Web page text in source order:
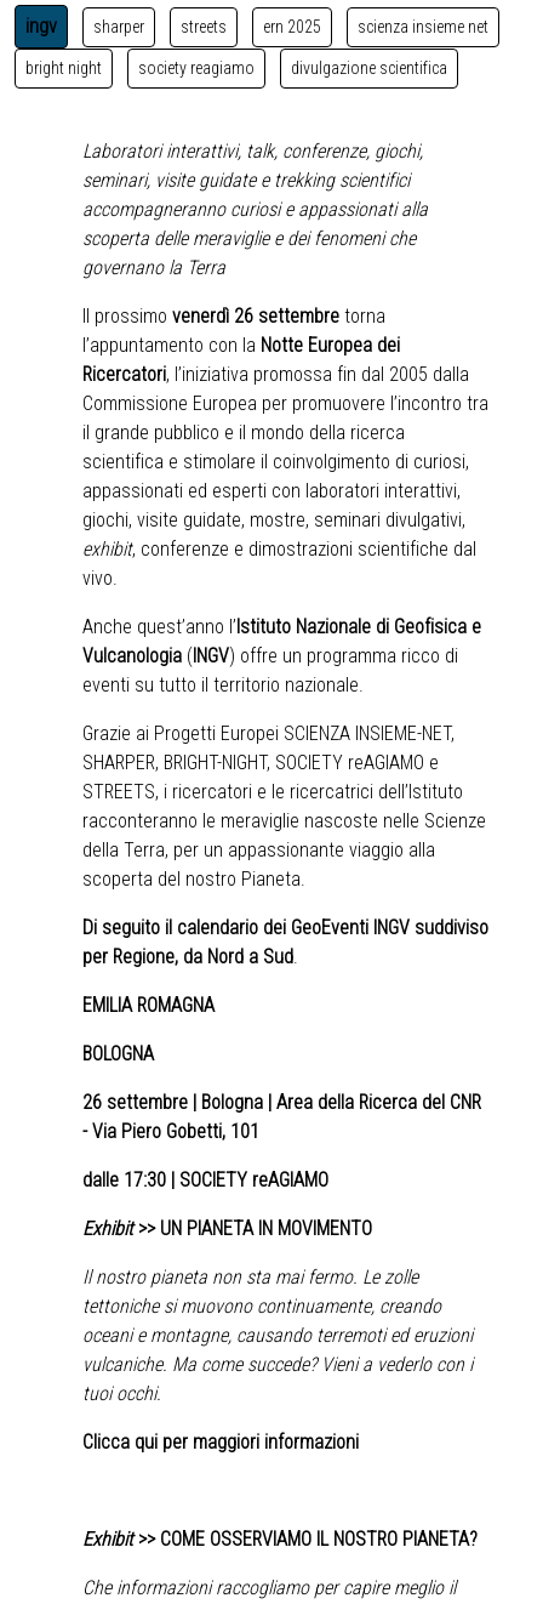
ingv sharper streets ern 2025 scienza insieme net
bright night society reagiamo divulgazione scientifica
Laboratori interattivi, talk, conferenze, giochi,
seminari, visite guidate e trekking scientifici
accompagneranno curiosi e appassionati alla
scoperta delle meraviglie e dei fenomeni che
governano la Terra
Il prossimo venerdì 26 settembre torna
l’appuntamento con la Notte Europea dei
Ricercatori, l’iniziativa promossa fin dal 2005 dalla
Commissione Europea per promuovere l’incontro tra
il grande pubblico e il mondo della ricerca
scientifica e stimolare il coinvolgimento di curiosi,
appassionati ed esperti con laboratori interattivi,
giochi, visite guidate, mostre, seminari divulgativi,
exhibit, conferenze e dimostrazioni scientifiche dal
vivo.
Anche quest’anno l’ Istituto Nazionale di Geofisica e
Vulcanologia ( INGV) offre un programma ricco di
eventi su tutto il territorio nazionale.
Grazie ai Progetti Europei SCIENZA INSIEME-NET,
SHARPER, BRIGHT-NIGHT, SOCIETY reAGIAMO e
STREETS, i ricercatori e le ricercatrici dell’Istituto
racconteranno le meraviglie nascoste nelle Scienze
della Terra, per un appassionante viaggio alla
scoperta del nostro Pianeta.
Di seguito il calendario dei GeoEventi INGV suddiviso
per Regione, da Nord a Sud.
EMILIA ROMAGNA
BOLOGNA
26 settembre | Bologna | Area della Ricerca del CNR
- Via Piero Gobetti, 101
dalle 17:30 | SOCIETY reAGIAMO
Exhibit>> UN PIANETA IN MOVIMENTO
Il nostro pianeta non sta mai fermo. Le zolle
tettoniche si muovono continuamente, creando
oceani e montagne, causando terremoti ed eruzioni
vulcaniche. Ma come succede? Vieni a vederlo con i
tuoi occhi.
Clicca qui per maggiori informazioni
Exhibit>> COME OSSERVIAMO IL NOSTRO PIANETA?
Che informazioni raccogliamo per capire meglio il